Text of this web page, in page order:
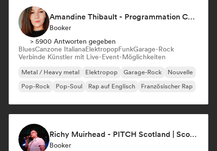
Amandine Thibault - Programmation Concerts SMAC IDF, Booking, Management
Booker
> 5900 Antworten gegeben
BluesCanzone ItalianaElektropopFunkGarage-Rock
Verbinde Künstler mit Live-Event-Möglichkeiten
Metal / Heavy metal Elektropop Garage-Rock
Nouvelle
Pop-Rock
Pop-Soul Rap auf Englisch Französischer Rap
Richy Muirhead - PITCH Scotland | Scottish Alternative Music Awards (SAMA)
Booker